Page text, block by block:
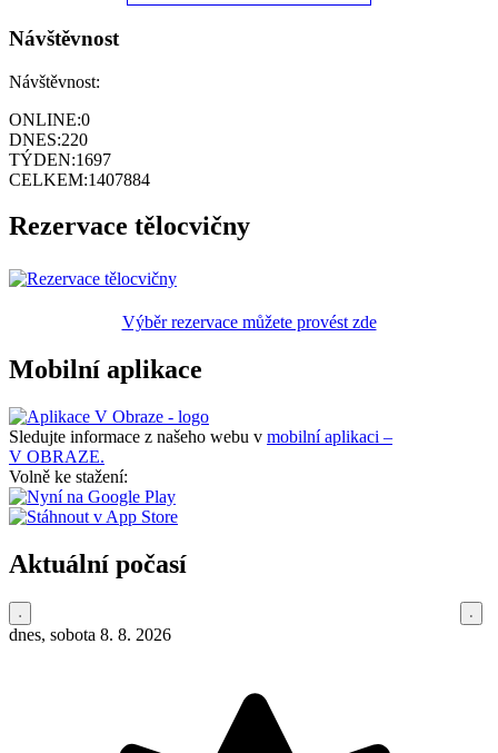
Návštěvnost
Návštěvnost:
ONLINE:0
DNES:220
TÝDEN:1697
CELKEM:1407884
Rezervace tělocvičny
Výběr rezervace můžete provést zde
Mobilní aplikace
Sledujte informace z našeho webu v mobilní aplikaci –
V OBRAZE.
Volně ke stažení:
Aktuální počasí
dnes, sobota 8. 8. 2026